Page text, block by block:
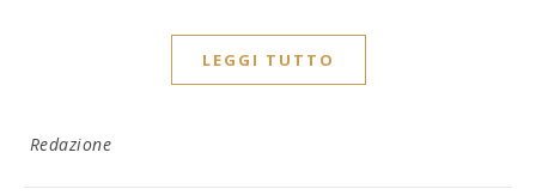
LEGGI TUTTO
Redazione